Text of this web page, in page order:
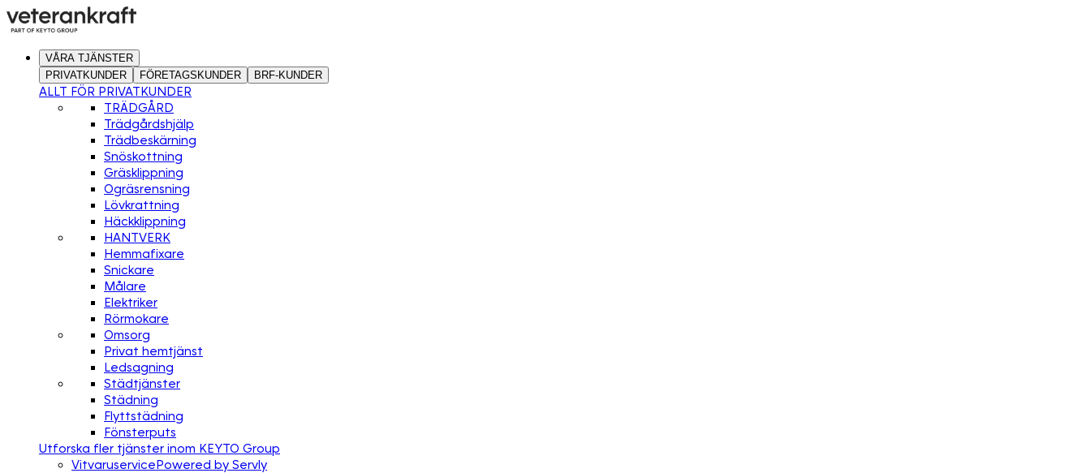
VÅRA TJÄNSTER
PRIVATKUNDER
FÖRETAGSKUNDER BRF-KUNDER
ALLT FÖR PRIVATKUNDER
TRÄDGÅRD
Trädgårdshjälp
Trädbeskärning
Snöskottning
Gräsklippning
Ogräsrensning
Lövkrattning
Häckklippning
HANTVERK
Hemmafixare
Snickare
Målare
Elektriker
Rörmokare
Omsorg
Privat hemtjänst
Ledsagning
Städtjänster
Städning
Flyttstädning
Fönsterputs
Utforska fler tjänster inom KEYTO Group
VitvaruservicePowered by Servly